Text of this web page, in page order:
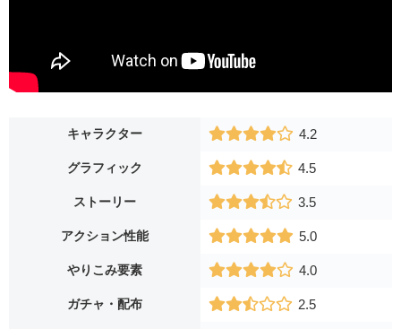
キャラクター 4.2
グラフィック 4.5
ストーリー 3.5
アクション性能 5.0
やりこみ要素 4.0
ガチャ・配布 2.5